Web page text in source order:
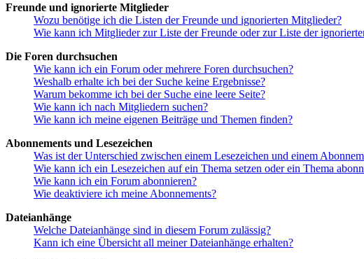
Freunde und ignorierte Mitglieder
Wozu benötige ich die Listen der Freunde und ignorierten Mitglieder?
Wie kann ich Mitglieder zur Liste der Freunde oder zur Liste der
Die Foren durchsuchen
Wie kann ich ein Forum oder mehrere Foren durchsuchen?
Weshalb erhalte ich bei der Suche keine Ergebnisse?
Warum bekomme ich bei der Suche eine leere Seite?
Wie kann ich nach Mitgliedern suchen?
Wie kann ich meine eigenen Beiträge und Themen finden?
Abonnements und Lesezeichen
Was ist der Unterschied zwischen einem Lesezeichen und einem
Wie kann ich ein Lesezeichen auf ein Thema setzen oder ein Thema
Wie kann ich ein Forum abonnieren?
Wie deaktiviere ich meine Abonnements?
Dateianhänge
Welche Dateianhänge sind in diesem Forum zulässig?
Kann ich eine Übersicht all meiner Dateianhänge erhalten?